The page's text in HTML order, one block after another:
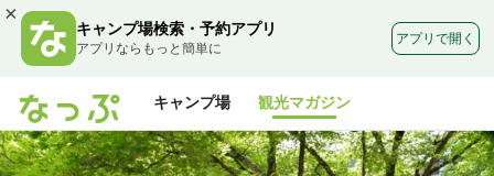
×
キャンプ場検索・予約アプリ
アプリならもっと簡単に
アプリで開く
キャンプ場 観光マガジン